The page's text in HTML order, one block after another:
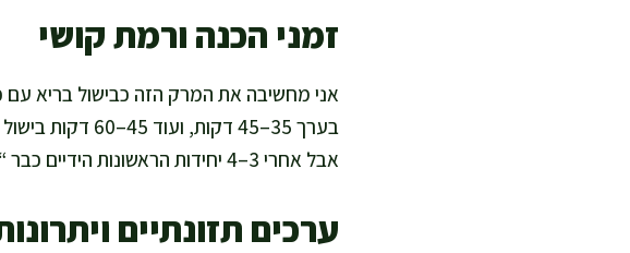
זמני הכנה ורמת קושי
אני מחשיבה את המרק הזה כבישול בריא
בערך 35–45
אבל אחרי 3–4 יחידות הראשונות הידיים כבר “מבינות”.
ערכים תזונתיים